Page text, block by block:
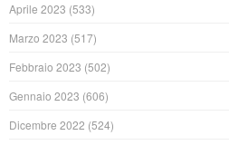
Aprile 2023 (533)
Marzo 2023 (517)
Febbraio 2023 (502)
Gennaio 2023 (606)
Dicembre 2022 (524)